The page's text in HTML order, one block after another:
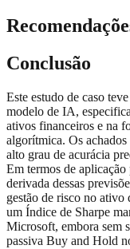
Conclusão
Este estudo de caso
modelo de IA,
ativos financeiros e na
algorítmica. Os
alto grau de acurácia
Em termos de
derivada dessas
gestão de risco no
um Índice de Sharpe
Microsoft, embora sem
passiva Buy and Hold